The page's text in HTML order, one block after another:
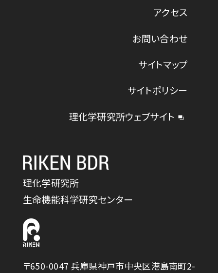
アクセス
お問い合わせ
サイトマップ
サイトポリシー
理化学研究所ウェブサイト
理化学研究所
生命機能科学研究センター
〒650-0047 兵庫県神戸市中央区港島南町2-